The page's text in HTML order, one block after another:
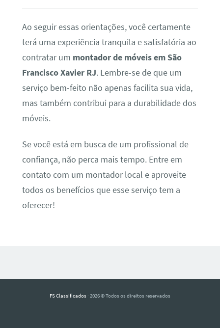
Ao seguir essas orientações, você certamente
terá uma experiência tranquila e satisfatória ao
contratar um montador de móveis em São
Francisco Xavier RJ. Lembre-se de que um
serviço bem-feito não apenas facilita sua vida,
mas também contribui para a durabilidade dos
móveis.
Se você está em busca de um profissional de
confiança, não perca mais tempo. Entre em
contato com um montador local e aproveite
todos os benefícios que esse serviço tem a
oferecer!
FS Classificados · 2026 © Todos os direitos reservados